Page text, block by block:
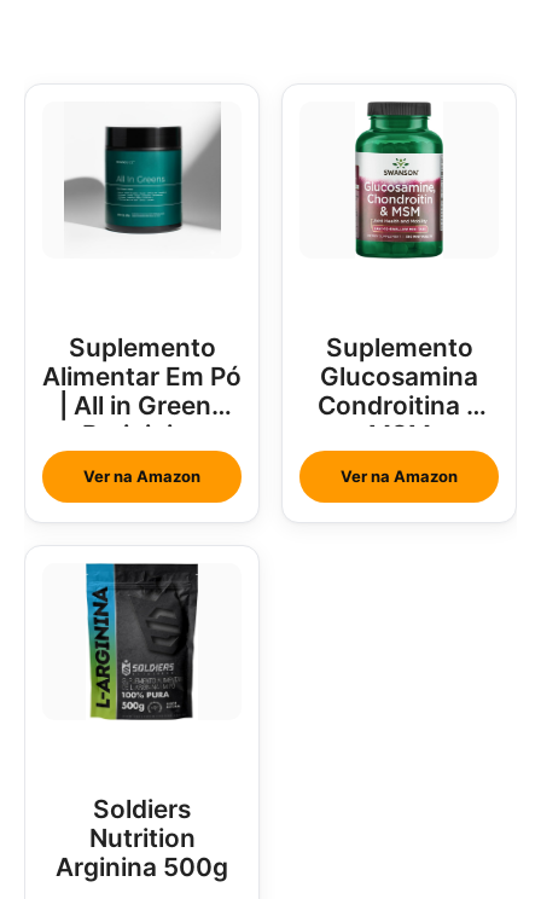
Suplemento
Alimentar Em Pó
| All in Greens
Brainjuice
Abacaxi Com
Hortelã
Ver na Amazon
Suplemento
Glucosamina
Condroitina e
MSM
Ver na Amazon
Soldiers
Nutrition
Arginina 500g